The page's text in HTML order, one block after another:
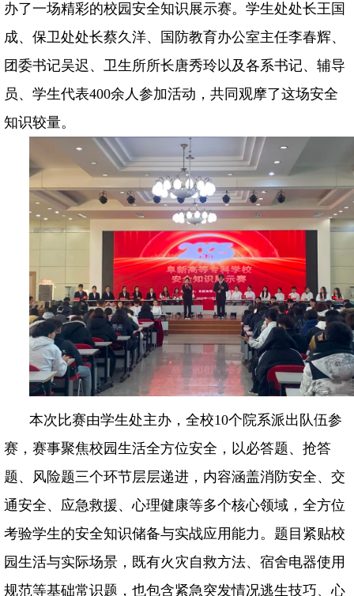
办了一场精彩的校园安全知识展示赛。学生处处长王国
成、保卫处处长蔡久洋、国防教育办公室主任李春辉、
团委书记吴迟、卫生所所长唐秀玲以及各系书记、辅导
员、学生代表400余人参加活动，共同观摩了这场安全
知识较量。
本次比赛由学生处主办，全校10个院系派出队伍参
赛，赛事聚焦校园生活全方位安全，以必答题、抢答
题、风险题三个环节层层递进，内容涵盖消防安全、交
通安全、应急救援、心理健康等多个核心领域，全方位
考验学生的安全知识储备与实战应用能力。题目紧贴校
园生活与实际场景，既有火灾自救方法、宿舍电器使用
规范等基础常识题，也包含紧急突发情况逃生技巧、心